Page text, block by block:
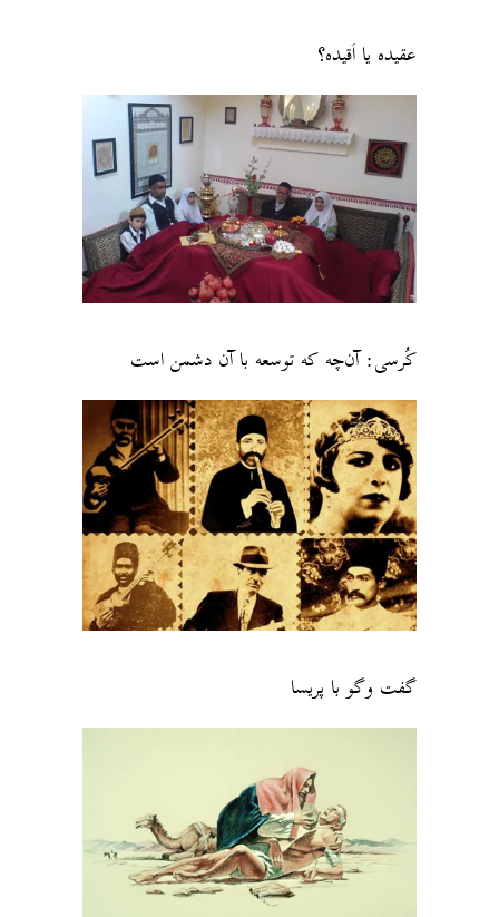
عقیده یا اَقیده؟
کُرسی: آن‌چه که توسعه با آن دشمن است
گفت وگو با پریسا